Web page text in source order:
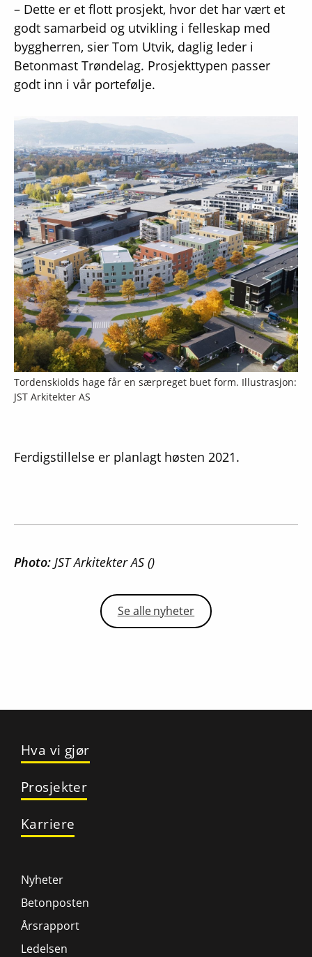
– Dette er et flott prosjekt, hvor det har vært et
godt samarbeid og utvikling i felleskap med
byggherren, sier Tom Utvik, daglig leder i
Betonmast Trøndelag. Prosjekttypen passer
godt inn i vår portefølje.
Tordenskiolds hage får en særpreget buet form. Illustrasjon:
JST Arkitekter AS
Ferdigstillelse er planlagt høsten 2021.
Photo: JST Arkitekter AS ()
Se alle nyheter
Hva vi gjør
Prosjekter
Karriere
Nyheter
Betonposten
Årsrapport
Ledelsen